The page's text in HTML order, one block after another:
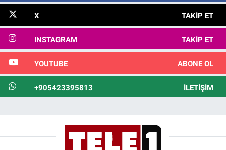
X TAKIP ET
INSTAGRAM TAKIP ET
YOUTUBE ABONE OL
+905423395813 İLETIŞIM